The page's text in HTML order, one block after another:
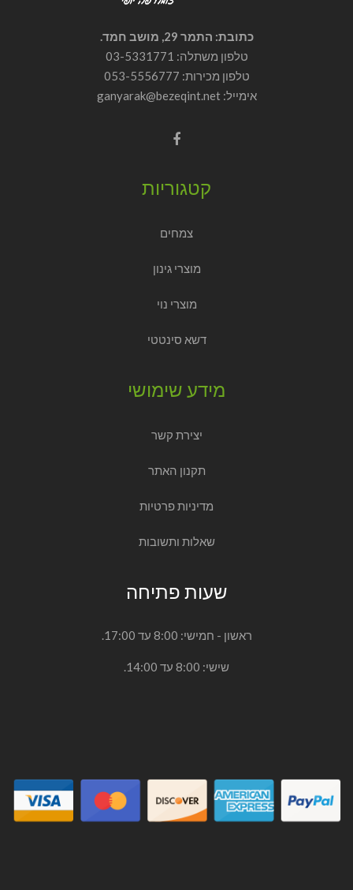
כתובת: התמר 29, מושב חמד.
טלפון משתלה: 03-5331771
טלפון מכירות: 053-5556777
אימייל: ganyarak@bezeqint.net
קטגוריות
צמחים
מוצרי גינון
מוצרי נוי
דשא סינטטי
מידע שימושי
יצירת קשר
תקנון האתר
מדיניות פרטיות
שאלות ותשובות
שעות פתיחה
ראשון - חמישי: 8:00 עד 17:00.
שישי: 8:00 עד 14:00.